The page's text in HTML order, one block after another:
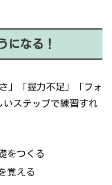
になる！
」「握力不足」「フォ
ステップで練習すれ
をつくる
覚える